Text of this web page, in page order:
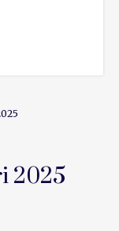
2025